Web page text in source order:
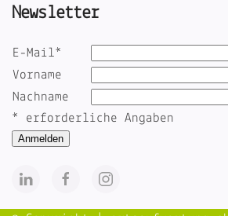
Newsletter
E-Mail*
Vorname
Nachname
*
erforderliche Angaben